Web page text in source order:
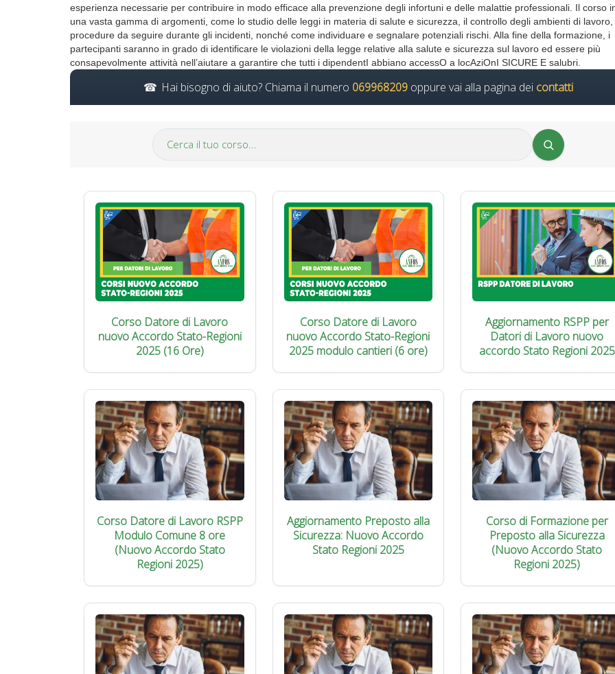
esperienza necessarie per contribuire in modo efficace alla prevenzione degli infortuni e delle malattie professionali. Il corso
una vasta gamma di argomenti, come lo studio delle leggi in materia di salute e sicurezza, il controllo degli ambienti di lavoro,
procedure da seguire durante gli incidenti, nonché come individuare e segnalare potenziali rischi. Alla fine della formazione, i
partecipanti saranno in grado di identificare le violazioni della legge relative alla salute e sicurezza sul lavoro ed essere più
consapevolmente attività nell’aiutare a garantire che tutti i dipendentI abbiano accessO a locAziOnI SICURE E salubri.
Hai bisogno di aiuto? Chiama il numero 069968209 oppure vai alla pagina dei contatti
Corso Datore di Lavoro
nuovo Accordo Stato-Regioni
2025 (16 Ore)
Corso Datore di Lavoro
nuovo Accordo Stato-Regioni
2025 modulo cantieri (6 ore)
Aggiornamento RSPP per
Datori di Lavoro nuovo
accordo Stato Regioni 2025
Corso Datore di Lavoro RSPP
Modulo Comune 8 ore
(Nuovo Accordo Stato
Regioni 2025)
Aggiornamento Preposto alla
Sicurezza: Nuovo Accordo
Stato Regioni 2025
Corso di Formazione per
Preposto alla Sicurezza
(Nuovo Accordo Stato
Regioni 2025)